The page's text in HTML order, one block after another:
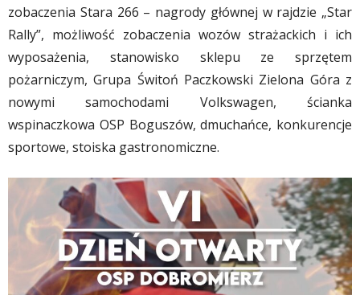
zobaczenia Stara 266 – nagrody głównej w rajdzie „Star
Rally”, możliwość zobaczenia wozów strażackich i ich
wyposażenia, stanowisko sklepu ze sprzętem
pożarniczym, Grupa Świtoń Paczkowski Zielona Góra z
nowymi samochodami Volkswagen, ścianka
wspinaczkowa OSP Boguszów, dmuchańce, konkurencje
sportowe, stoiska gastronomiczne.